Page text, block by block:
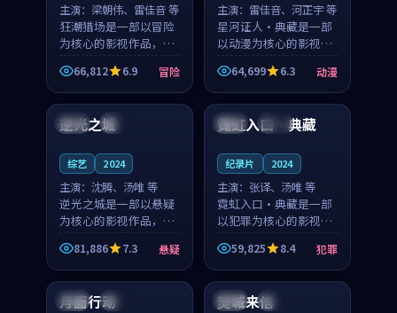
主演： 梁朝伟、雷佳音 等
狂潮猎场是一部以冒险
为核心的影视作品，围
绕危机、反转与人物成
长展开，整体节奏紧
凑，值得推荐观看。
66,812 6.9 冒险
主演： 雷佳音、河正宇 等
星河证人·典藏是一部
以动漫为核心的影视作
品，围绕危机、反转与
人物成长展开，整体节
奏紧凑，值得推荐观
看。
64,699 6.3 动漫
泰国 杜比
逆光之城
综艺 2024
主演： 沈腾、汤唯 等
逆光之城是一部以悬疑
为核心的影视作品，围
绕危机、反转与人物成
长展开，整体节奏紧
凑，值得推荐观看。
81,886 7.3 悬疑
日本 院线
霓虹入口·典藏
纪录片 2024
主演： 张译、汤唯 等
霓虹入口·典藏是一部
以犯罪为核心的影视作
品，围绕危机、反转与
人物成长展开，整体节
奏紧凑，值得推荐观
看。
59,825 8.4 犯罪
中国 高分
月面行动 中国 杜比
焚城来信